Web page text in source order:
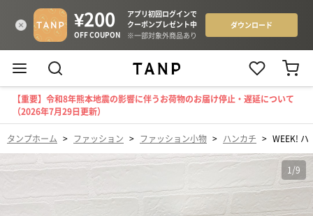
【重要】令和8年熊本地震の影響に伴うお荷物のお届け停止・遅延について
（2026年7月29日更新）
タンプホーム > ファッション > ファッション小物 > ハンカチ > WEEK! ハ
1 /9